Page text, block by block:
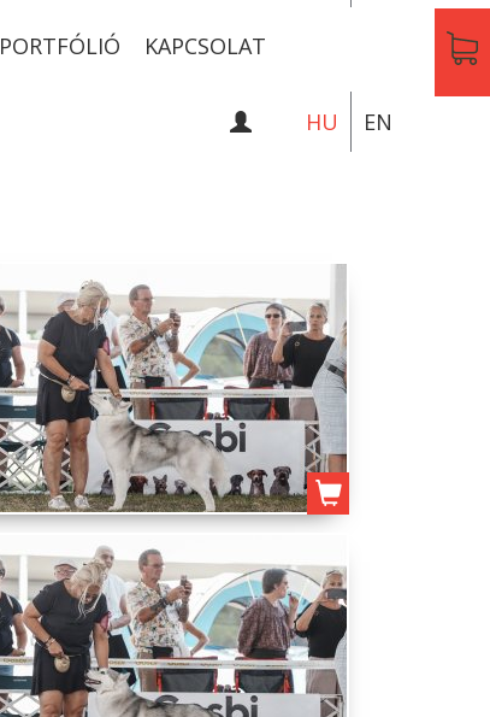
PORTFÓLIÓ KAPCSOLAT
HU EN